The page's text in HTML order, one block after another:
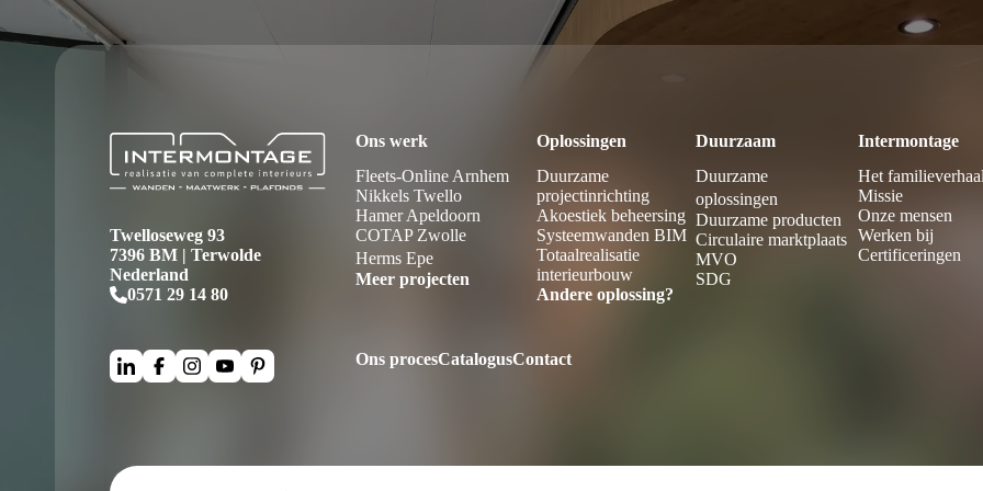
Twelloseweg 93
7396 BM | Terwolde
Nederland
0571 29 14 80
Ons werk
Fleets-Online Arnhem
Nikkels Twello
Hamer Apeldoorn
COTAP Zwolle
Herms Epe
Meer projecten
Oplossingen
Duurzame
projectinrichting
Akoestiek beheersing
Systeemwanden BIM
Totaalrealisatie
interieurbouw
Andere oplossing?
Duurzaam
Duurzame
oplossingen
Duurzame producten
Circulaire marktplaats
MVO
SDG
Intermontage
Het
Missie
Onze mensen
Werken bij
Certificeringen
Ons procesCatalogusContact